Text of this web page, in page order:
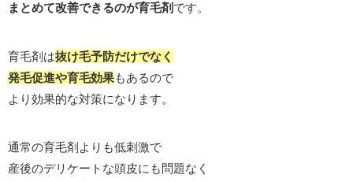
まとめて改善できるのが育毛剤 です。
育毛剤は抜け毛予防だけでなく
発毛促進や育毛効果もあるので
より効果的な対策になります。
通常の育毛剤よりも低刺激で
産後のデリケートな頭皮にも問題なく